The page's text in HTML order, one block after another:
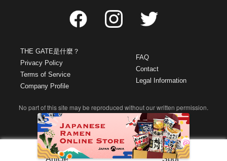
THE GATE是什麼？
Privacy Policy
Terms of Service
Company Profile
FAQ
Contact
Legal Information
No part of this site may be reproduced without our written permission.
©2022 Roseau Pensant Inc. All rights reserved.
Article Spot